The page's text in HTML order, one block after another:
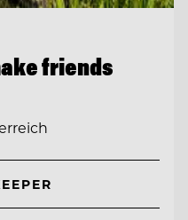
friends
BARKEEPER